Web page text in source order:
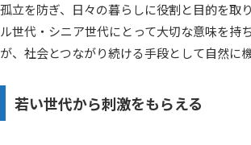
孤立を防ぎ、日々の暮らしに役割と目的を取
ル世代・シニア世代にとって大切な意味を持
が、社会とつながり続ける手段として自然に
若い世代から刺激をもらえる